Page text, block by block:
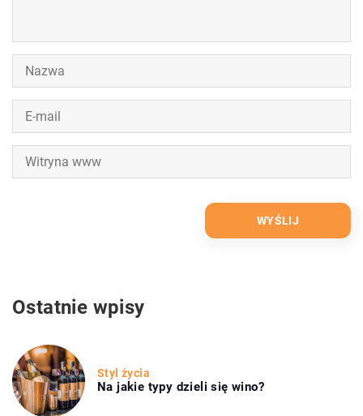
Ostatnie wpisy
Styl życia
Na jakie typy dzieli się wino?